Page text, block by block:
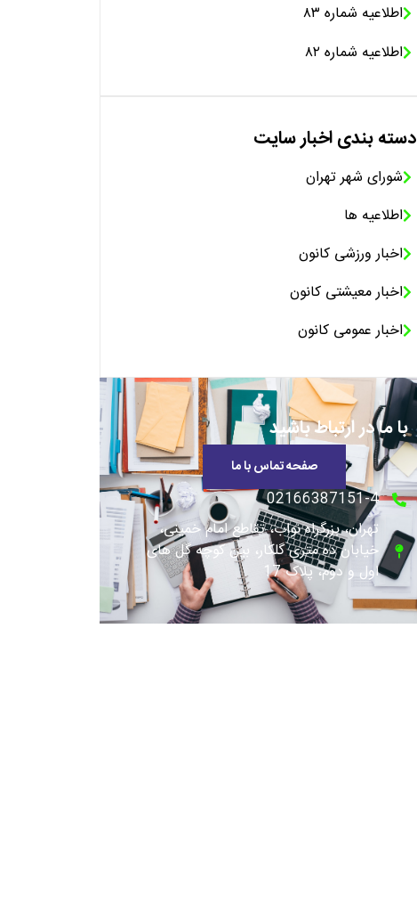
اطلاعیه شماره ۸۳
اطلاعیه شماره ۸۲
دسته بندی اخبار سایت
شورای شهر تهران
اطلاعیه ها
اخبار ورزشی کانون
اخبار معیشتی کانون
اخبار عمومی کانون
با ما در ارتباط باشید
صفحه تماس با ما
02166387151-4
تهران، بزرگراه نواب، تقاطع امام خمینی،
خیابان ده متری گلکار، بین کوچه گل های
اول و دوم، پلاک 17